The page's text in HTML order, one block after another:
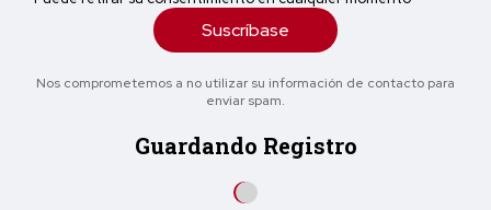
Suscríbase
Nos comprometemos a no utilizar su información de contacto para
enviar spam.
Guardando Registro